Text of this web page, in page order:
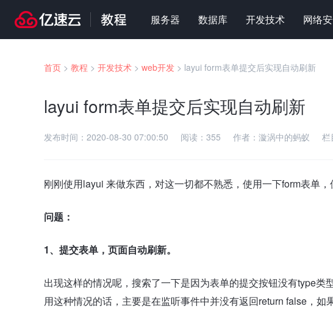
服务器 数据库 开发技术 网络
首页 > 教程 > 开发技术 > web开发 > layui form表单提交后实现自动刷新
layui form表单提交后实现自动刷新
发布时间： 2020-08-30 07:00:50 阅读： 355 作者： 漩涡中的蚂蚁 栏
刚刚使用layui 来做东西，对这一切都不熟悉，使用一下form表单，
问题：
1、提交表单，页面自动刷新。
出现这样的情况呢，搜索了一下是因为表单的提交按钮没有type
用这种情况的话，主要是在监听事件中并没有返回return false，如